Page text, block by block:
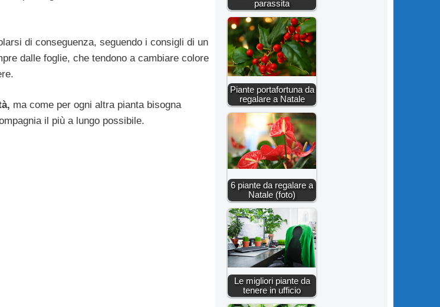
di conseguenza, seguendo i consigli di un
dalle foglie, che tendono a cambiare colore
ma come per ogni altra pianta bisogna
il più a lungo possibile.
parassita
Piante portafortuna da
regalare a Natale
6 piante da regalare a
Natale (foto)
Le migliori piante da
tenere in ufficio